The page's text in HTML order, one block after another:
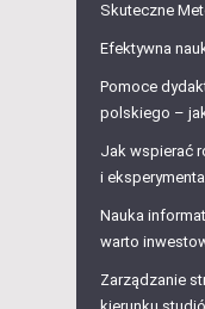
Skuteczne
Efektywna
Pomoce
polskiego –
Jak wspierać
i
Nauka
warto
Zarządzanie
kierunku